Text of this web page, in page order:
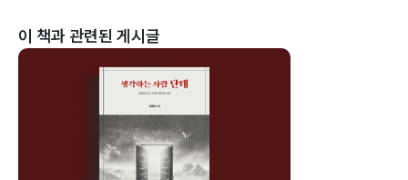
이 책과 관련된 게시글